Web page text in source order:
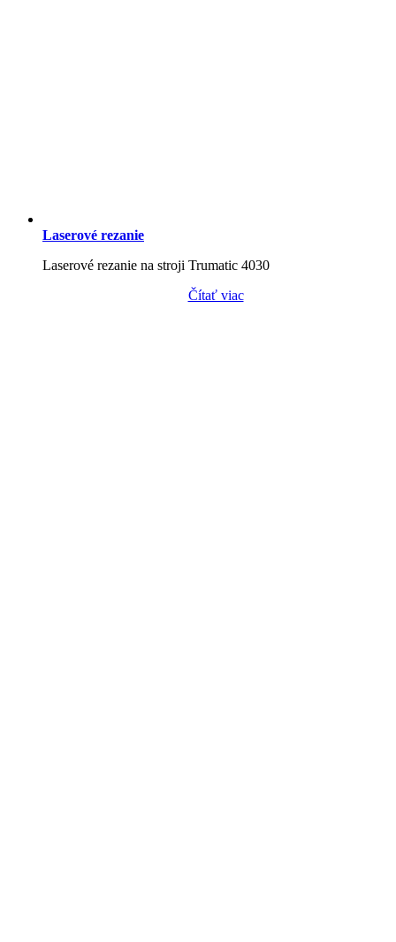
Laserové rezanie
Laserové rezanie na stroji Trumatic 4030
Čítať viac